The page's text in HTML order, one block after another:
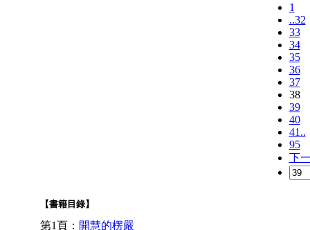
1
..32
33
34
35
36
37
38
39
40
41..
95
下
【書籍目錄】
第1頁： 開慧的楞嚴